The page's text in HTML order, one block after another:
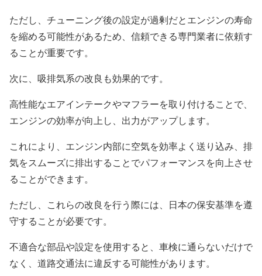
ただし、チューニング後の設定が過剰だとエンジンの寿命
を縮める可能性があるため、信頼できる専門業者に依頼す
ることが重要です。
次に、吸排気系の改良も効果的です。
高性能なエアインテークやマフラーを取り付けることで、
エンジンの効率が向上し、出力がアップします。
これにより、エンジン内部に空気を効率よく送り込み、排
気をスムーズに排出することでパフォーマンスを向上させ
ることができます。
ただし、これらの改良を行う際には、日本の保安基準を遵
守することが必要です。
不適合な部品や設定を使用すると、車検に通らないだけで
なく、道路交通法に違反する可能性があります。